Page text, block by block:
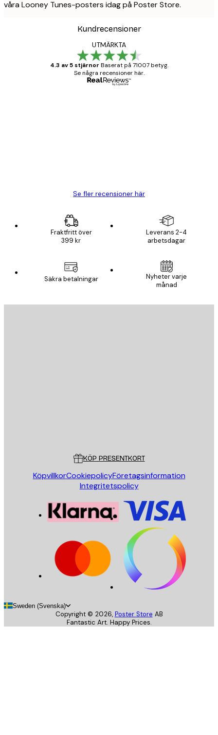
våra Looney Tunes-posters idag på Poster Store.
Kundrecensioner
UTMÄRKTA
4.3 av 5 stjärnor Baserat på 71007 betyg.
Se några recensioner här.
Se fler recensioner här
Fraktfritt över
399 kr
Leverans 2-4
arbetsdagar
Säkra betalningar
Nyheter varje
månad
KÖP PRESENTKORT
KöpvillkorCookiepolicyFöretagsinformation
Integritetspolicy
Sweden (Svenska)
Copyright © 2026, Poster Store AB
Fantastic Art. Happy Prices.